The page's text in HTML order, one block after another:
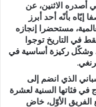
أصدره الاثنين، عن
إيّاه بأنّه أحد أبرز
مستحضرا إنجازه
في التاريخ توجوا
وشكّل ركيزة أساسية في
الذي انضم إلى
2002، حيث تدرج في فئاتها السنية لعشرة
13 موسما مع الفريق الأوّل، خاض